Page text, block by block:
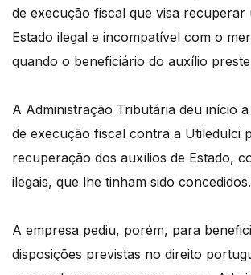
de execução fiscal que visa recuperar
Estado ilegal e incompatível com o
quando o beneficiário do auxílio preste
A Administração Tributária deu início
de execução fiscal contra a Utiledulci
recuperação dos auxílios de Estado,
ilegais, que lhe tinham sido concedidos.
A empresa pediu, porém, para
disposições previstas no direito